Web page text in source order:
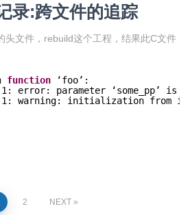
录:跨文件的追踪
头文件，rebuild这个工程，结果此C文件
function
‘foo’:
error: parameter ‘some_pp’
warning: initialization from
2 NEXT